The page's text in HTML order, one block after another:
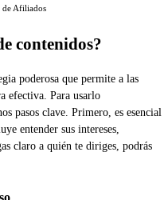
Afiliados
contenidos?
poderosa que permite a las
efectiva. Para usarlo
pasos clave. Primero, es esencial
entender sus intereses,
claro a quién te diriges, podrás